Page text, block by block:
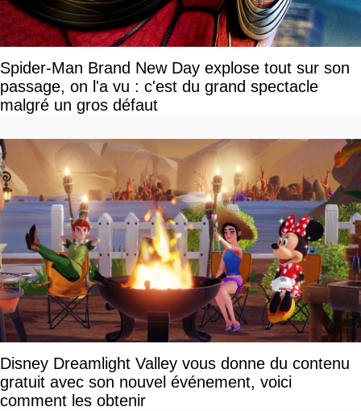
Spider-Man Brand New Day explose tout sur son
passage, on l'a vu : c'est du grand spectacle
malgré un gros défaut
Disney Dreamlight Valley vous donne du contenu
gratuit avec son nouvel événement, voici
comment les obtenir